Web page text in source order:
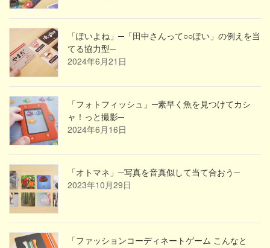
「ぽいよね」─「田中さんって○○ぽい」の例えを当
てる協力型─
2024年6月21日
「フォトフィッシュ」─素早く魚を見つけてカシ
ャ！っと撮影─
2024年6月16日
「オトマネ」─写真を音真似して当て合おう─
2023年10月29日
「ファッションコーディネートゲーム こんなと